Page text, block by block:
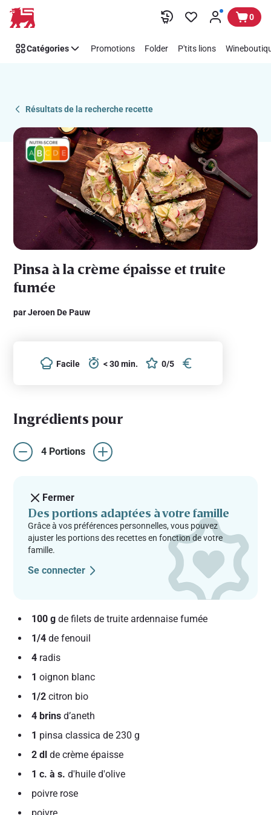
Passer
Recipe
Details
0
Catégories Promotions Folder P'tits lions
Résultats de la recherche recette
Pinsa à la crème épaisse et truite
fumée
par Jeroen De Pauw
Facile < 30 min. 0/5
Ingrédients pour
4 Portions
Fermer
Des portions adaptées à votre famille
Grâce à vos préférences personnelles, vous pouvez
ajuster les portions des recettes en fonction de votre
famille.
Se connecter
100 g de filets de truite ardennaise fumée
1/4de fenouil
4 radis
1oignon blanc
1/2citron bio
4 brins d’aneth
1 pinsa classica de 230 g
2 dl de crème épaisse
1 c. à s. d'huile d'olive
poivre rose
poivre